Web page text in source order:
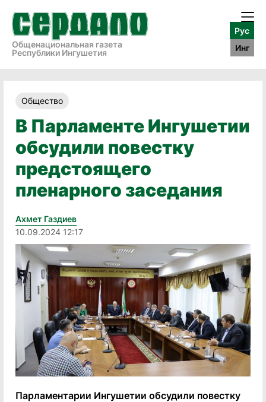
Общенациональная газета
Республики Ингушетия
Рус
Инг
Общество
В Парламенте Ингушетии
обсудили повестку
предстоящего
пленарного заседания
Ахмет Газдиев
10.09.2024 12:17
Парламентарии Ингушетии обсудили повестку